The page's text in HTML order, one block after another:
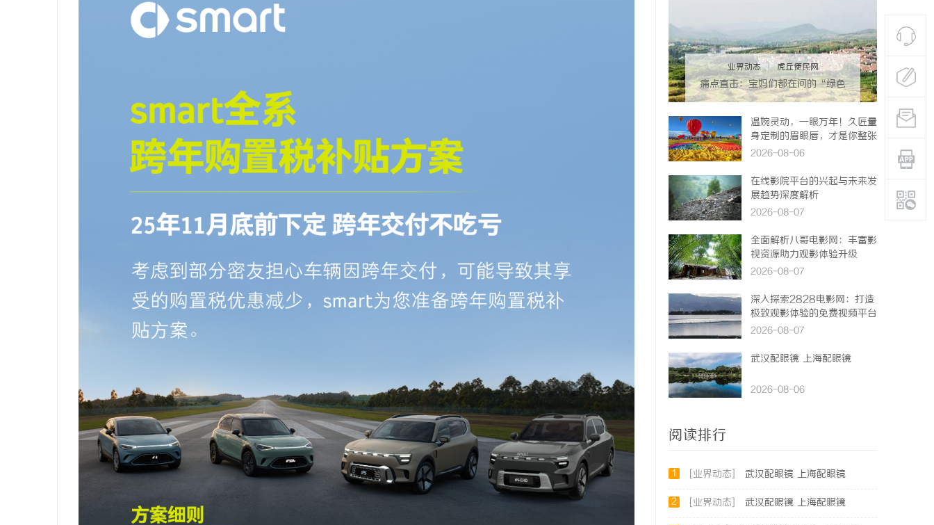
业界动态 | 虎丘便民网
痛点直击：宝妈们都在问的“绿色
环保母婴纸巾”到底怎么选？
温婉灵动，一眼万年！久匠量
身定制的眉眼唇，才是你整张
脸的点睛之笔！淡颜系女生的
2026-08-06
在线影院平台的兴起与未来发
展趋势深度解析
2026-08-07
全面解析八哥电影网：丰富影
视资源助力观影体验升级
2026-08-07
深入探索2828电影网：打造
极致观影体验的免费视频平台
2026-08-07
武汉配眼镜 上海配眼镜
2026-08-06
阅读排行
1 [业界动态] 武汉配眼镜 上海配眼镜
2 [业界动态] 武汉配眼镜 上海配眼镜